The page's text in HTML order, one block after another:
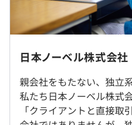
創業当初からお客さまのご
きる方法を考えてきました
が最優先！そんな日本ノー
前例のない製品開発でも「
れる」と、たくさんのお客
ります。
ワークショップは、Webで
従業員に対する受動喫煙対
インターンシップコースの
インターンシップコースのた
インターンシップコースの
平均勤続年数
13.8年
研修の有無及び内容
◼︎年次やポジションに合わ
・社員教育（コンピテンシ
日本ノーベル株式会社
親会社をもたない、独立
私たち日本ノーベル株式
「クライアントと直接取